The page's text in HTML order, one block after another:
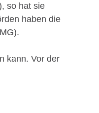
so hat sie
haben die
kann. Vor der